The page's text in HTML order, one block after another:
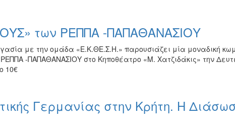
των ΡΕΠΠΑ -ΠΑΠΑΘΑΝΑΣΙΟΥ
με την ομάδα «Ε.Κ.ΘΕ.Σ.Η.» παρουσιάζει μία μοναδική
-ΠΑΠΑΘΑΝΑΣΙΟΥ στο Κηποθέατρο «Μ. Χατζιδάκις» την
10€
Γερμανίας στην Κρήτη. Η